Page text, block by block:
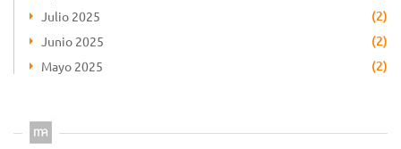
Julio 2025 (2)
Junio 2025 (2)
Mayo 2025 (2)